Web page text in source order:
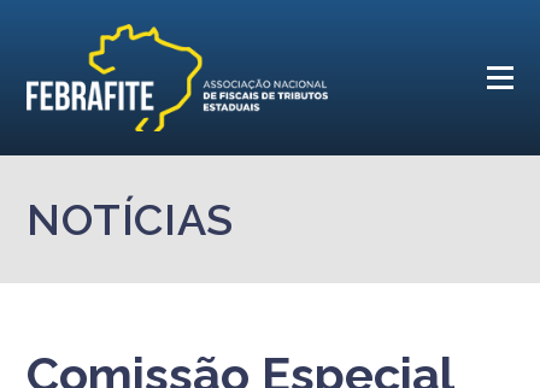
NOTÍCIAS
Comissão Especial